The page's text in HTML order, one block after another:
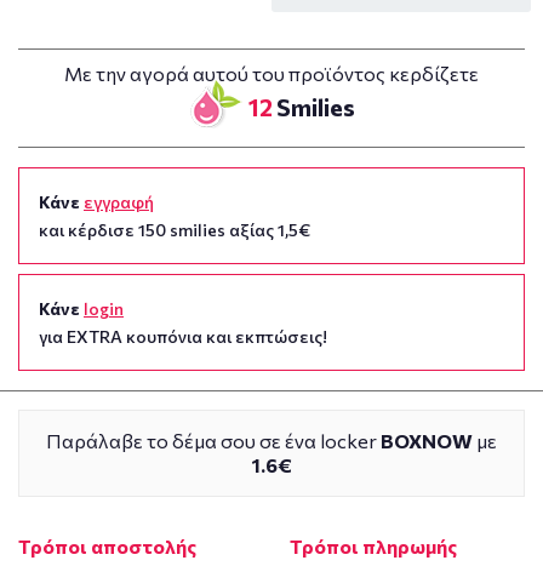
Με την αγορά αυτού του προϊόντος κερδίζετε
12 Smilies
Κάνε εγγραφή
και κέρδισε 150 smilies αξίας 1,5€
Κάνε login
για EXTRA κουπόνια και εκπτώσεις!
Παράλαβε το δέμα σου σε ένα locker BOXNOW με
1.6€
Τρόποι αποστολής Τρόποι πληρωμής